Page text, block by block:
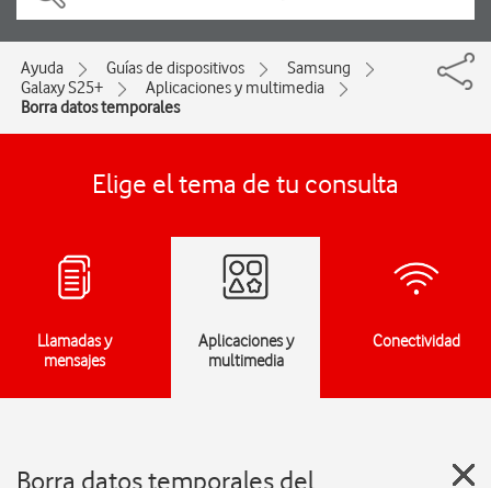
Ayuda Guías de dispositivos
Samsung
Galaxy S25+
Aplicaciones y multimedia
Borra datos temporales
Elige el tema de tu consulta
Llamadas y
mensajes
Aplicaciones y
multimedia
Conectividad
Borra datos temporales del